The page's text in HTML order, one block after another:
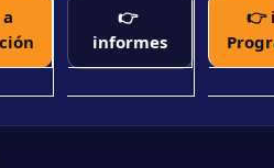
👉
informes
👉